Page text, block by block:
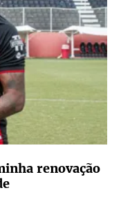
renovação